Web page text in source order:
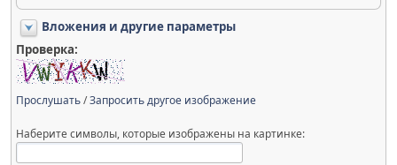
Вложения и другие параметры
Проверка:
Прослушать/Запросить другое изображение
Наберите символы, которые изображены на картинке: